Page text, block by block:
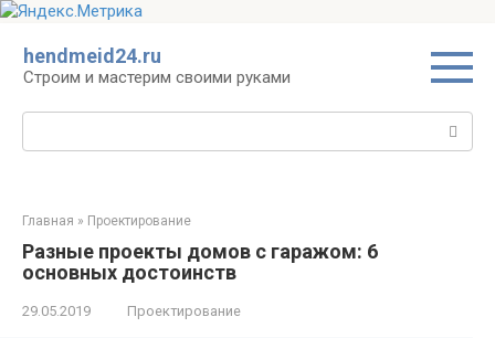
контенту
hendmeid24.ru
Строим и мастерим своими руками
Поиск:
Главная » Проектирование
Разные проекты домов с гаражом: 6
основных достоинств
29.05.2019 Проектирование